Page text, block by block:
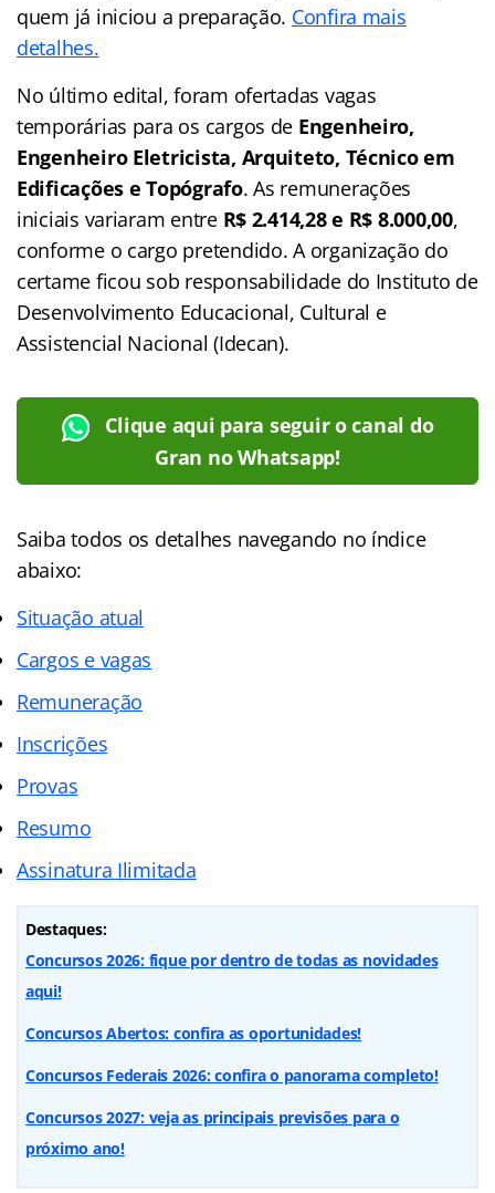
quem já iniciou a preparação. Confira mais
detalhes.
No último edital, foram ofertadas vagas
temporárias para os cargos de Engenheiro,
Engenheiro Eletricista, Arquiteto, Técnico em
Edificações e Topógrafo. As remunerações
iniciais variaram entre R$ 2.414,28 e R$ 8.000,00,
conforme o cargo pretendido. A organização do
certame ficou sob responsabilidade do Instituto de
Desenvolvimento Educacional, Cultural e
Assistencial Nacional (Idecan).
Clique aqui para seguir o canal do
Gran no Whatsapp!
Saiba todos os detalhes navegando no índice
abaixo:
Situação atual
Cargos e vagas
Remuneração
Inscrições
Provas
Resumo
Assinatura Ilimitada
Destaques:
Concursos 2026: fique por dentro de todas as novidades
aqui!
Concursos Abertos: confira as oportunidades!
Concursos Federais 2026: confira o panorama completo!
Concursos 2027: veja as principais previsões para o
próximo ano!